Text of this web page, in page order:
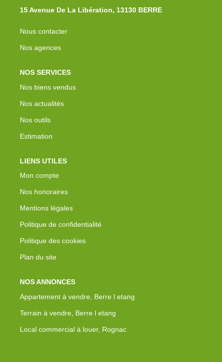
15 Avenue De La Libération, 13130 BERRE
Nous contacter
Nos agences
NOS SERVICES
Nos biens vendus
Nos actualités
Nos outils
Estimation
LIENS UTILES
Mon compte
Nos honoraires
Mentions légales
Politique de confidentialité
Politique des cookies
Plan du site
NOS ANNONCES
Appartement à vendre, Berre l etang
Terrain à vendre, Berre l etang
Local commercial à louer, Rognac